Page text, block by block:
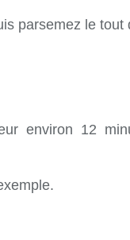
parsemez le tout
environ 12